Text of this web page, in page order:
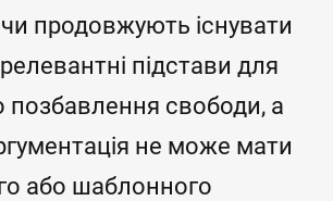
чи продовжують існувати
підстави для
позбавлення свободи, а
не може мати
або шаблонного